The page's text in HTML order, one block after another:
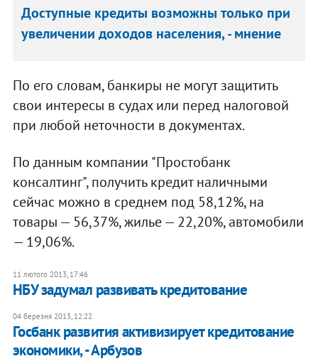
Доступные кредиты возможны только при
увеличении доходов населения, - мнение
По его словам, банкиры не могут защитить
свои интересы в судах или перед налоговой
при любой неточности в документах.
По данным компании "Простобанк
консалтинг", получить кредит наличными
сейчас можно в среднем под 58,12%, на
товары — 56,37%, жилье — 22,20%, автомобили
— 19,06%.
11 лютого 2013, 17:46
НБУ задумал развивать кредитование
04 березня 2013, 12:22
Госбанк развития активизирует кредитование
экономики, - Арбузов